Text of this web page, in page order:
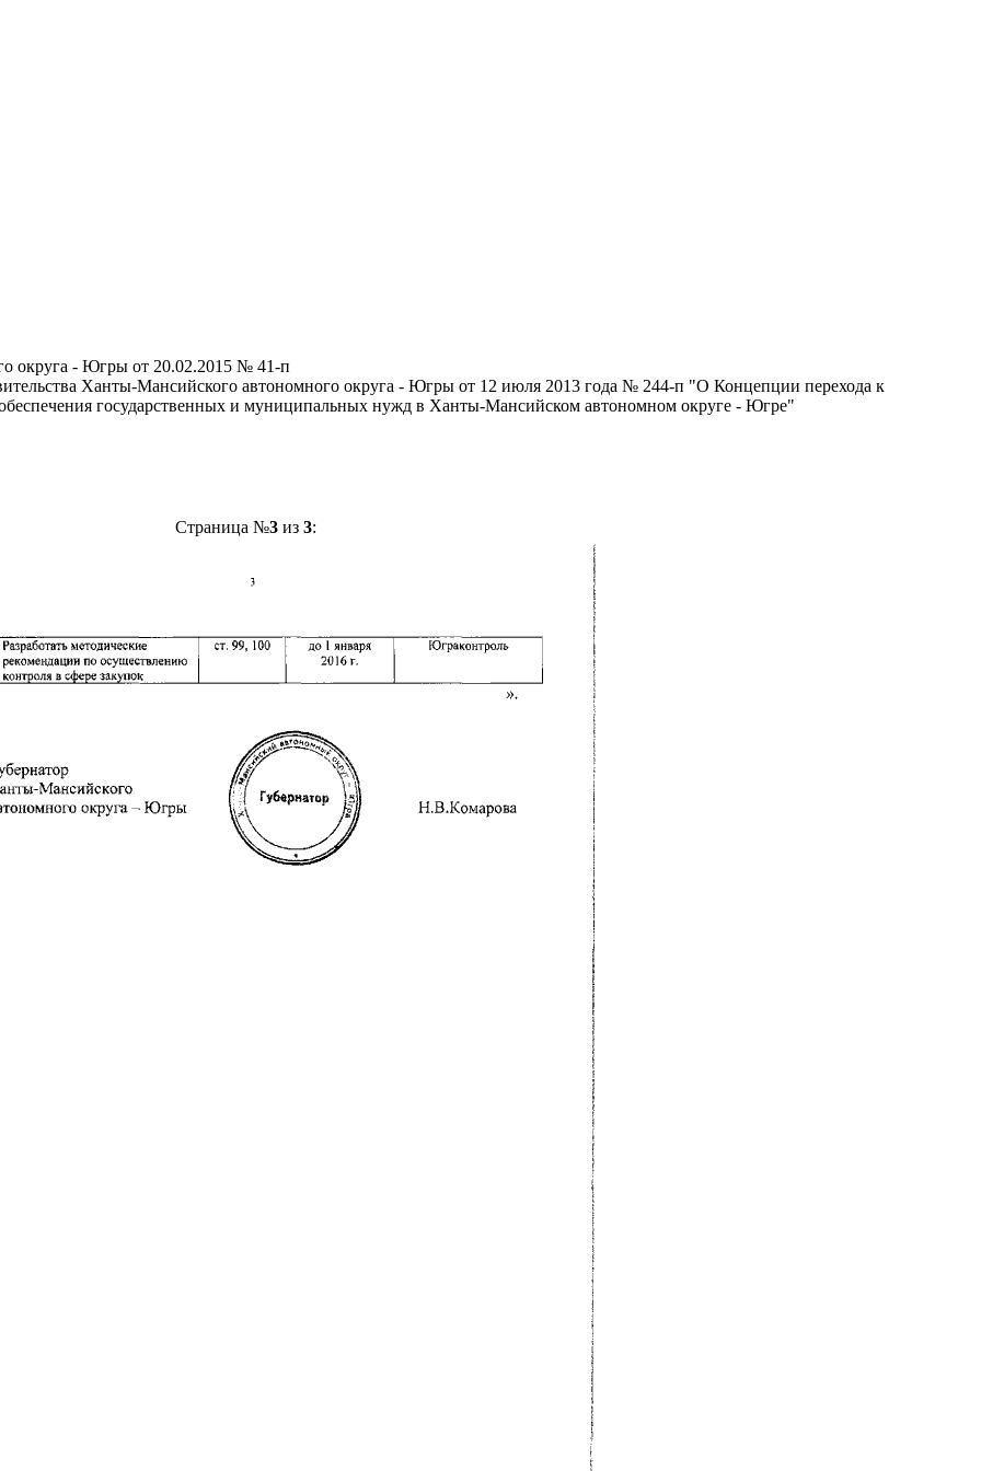
округа - Югры от 20.02.2015 № 41-п
Ханты-Мансийского автономного округа - Югры от 12 июля 2013 года № 244-п "О Концепции перехода к
обеспечения государственных и муниципальных нужд в Ханты-Мансийском автономном округе - Югре"
Страница №3из 3: